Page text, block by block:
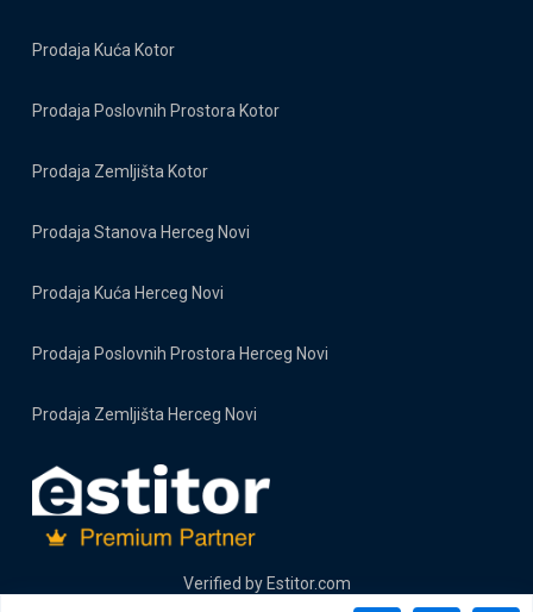
Prodaja Kuća Kotor
Prodaja Poslovnih Prostora Kotor
Prodaja Zemljišta Kotor
Prodaja Stanova Herceg Novi
Prodaja Kuća Herceg Novi
Prodaja Poslovnih Prostora Herceg Novi
Prodaja Zemljišta Herceg Novi
Verified byEstitor.com